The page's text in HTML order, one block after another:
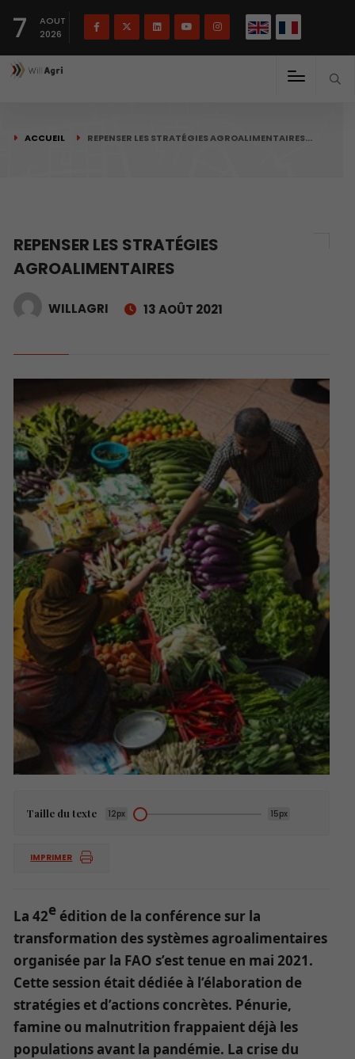
7
AOUT
2026
ACCUEIL REPENSER LES STRATÉGIES AGROALIMENTAIRES…
REPENSER LES STRATÉGIES
AGROALIMENTAIRES
WILLAGRI 13 AOÛT 2021
Taille du texte 12px 15px
IMPRIMER
La 42e édition de la conférence sur la
transformation des systèmes agroalimentaires
organisée par la FAO s’est tenue en mai 2021.
Cette session était dédiée à l’élaboration de
stratégies et d’actions concrètes. Pénurie,
famine ou malnutrition frappaient déjà les
populations avant la pandémie. La crise du
Français English(English)